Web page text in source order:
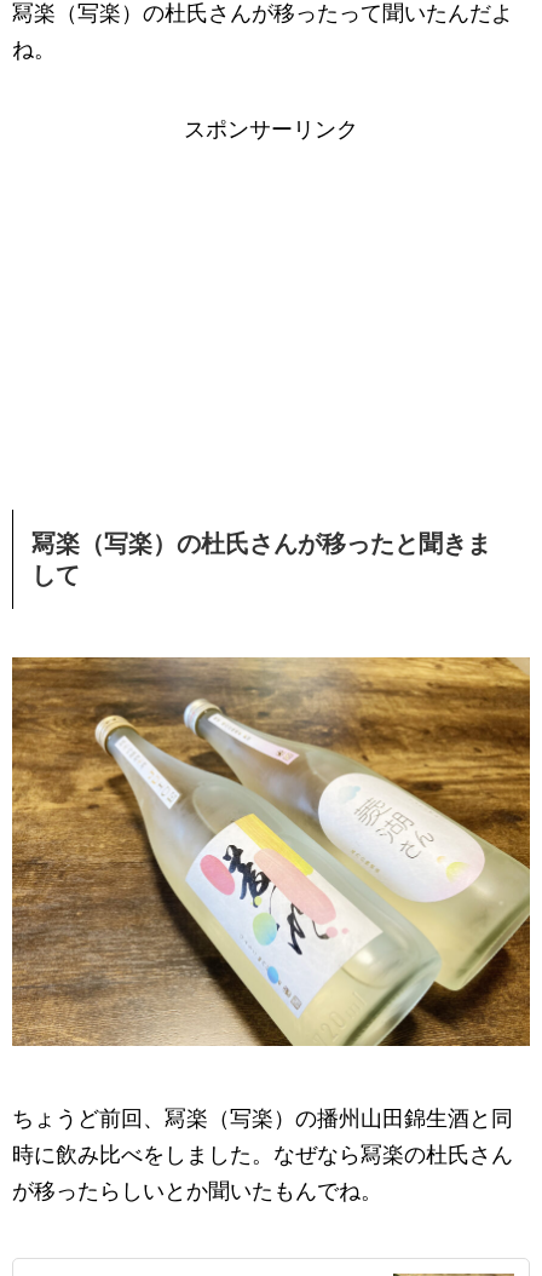
冩楽（写楽）の杜氏さんが移ったって聞いたんだよ
ね。
スポンサーリンク
冩楽（写楽）の杜氏さんが移ったと聞きま
して
ちょうど前回、冩楽（写楽）の播州山田錦生酒と同
時に飲み比べをしました。なぜなら冩楽の杜氏さん
が移ったらしいとか聞いたもんでね。